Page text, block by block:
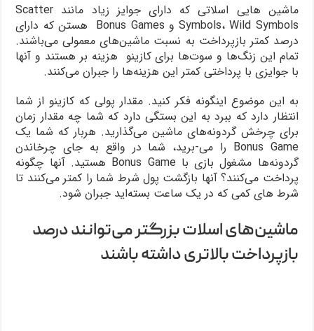
ماشین هایی اسلاتی که دارای جوایز زیاد مانند Scatter
Symbols، Wild Symbols و Bonus Games هستن که دارای
درصد کمتر بازپرداخت به نسبت ماشین‌های معمولی می‌باشند.
تمام این زنگ‌ها و سوت‌ها برای کازینو هزینه بر هستند و آنها
با جوایزی با پرداختی کمتر این هزینه‌ها را جبران می‌کنند.
به این موضوع اینگونه فکر کنید. مقدار پولی که کازینو از شما
انتظار دارد که ببرد به این بستگی دارد که شما چه مقدار زمان
برای چرخش گردونه‌های ماشین می‌گذارید. هربار که شما یک
Bonus Game را می-برید، شما در واقع به جای چرخاندن
گردونه‌ها مشغول بازی با Bonus Game هستید. آنها چگونه
پرداخت می‌کنند؟ آنها بازگشت پول شرط شما را کمتر می‌کنند تا
شرط های کمی که در یک ساعت بسته‌اید جبران شود.
ماشین‌های اسلات بزرگتر می‌توانند درصد
بازپرداخت بالاتری داشته باشند